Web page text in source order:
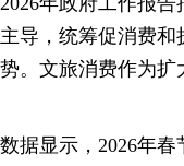
主导，统筹促消费
势。文旅消费作为
数据显示，2026年